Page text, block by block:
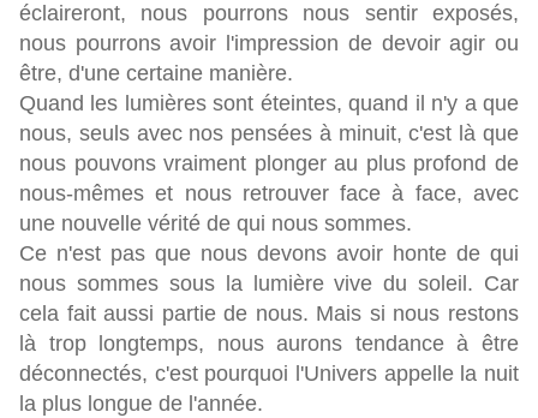
éclaireront, nous pourrons nous sentir exposés,
nous pourrons avoir l'impression de devoir agir ou
être, d'une certaine manière.
Quand les lumières sont éteintes, quand il n'y a que
nous, seuls avec nos pensées à minuit, c'est là que
nous pouvons vraiment plonger au plus profond de
nous-mêmes et nous retrouver face à face, avec
une nouvelle vérité de qui nous sommes.
Ce n'est pas que nous devons avoir honte de qui
nous sommes sous la lumière vive du soleil. Car
cela fait aussi partie de nous. Mais si nous restons
là trop longtemps, nous aurons tendance à être
déconnectés, c'est pourquoi l'Univers appelle la nuit
la plus longue de l'année.